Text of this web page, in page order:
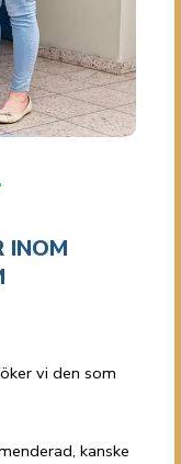
INOM
vi den som
kanske